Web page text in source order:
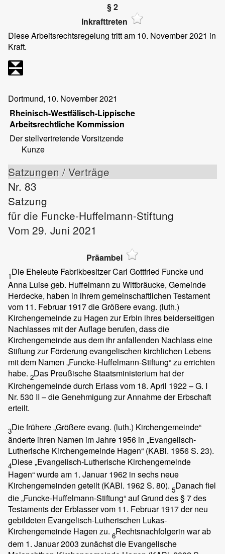
§ 2
Inkrafttreten
Diese Arbeitsrechtsregelung tritt am 10. November 2021 in
Kraft.
Dortmund, 10. November 2021
Rheinisch-Westfälisch-Lippische
Arbeitsrechtliche Kommission
Der stellvertretende Vorsitzende
Kunze
Satzungen / Verträge
Nr. 83
Satzung
für die Funcke-Huffelmann-Stiftung
Vom 29. Juni 2021
Präambel
1Die Eheleute Fabrikbesitzer Carl Gottfried Funcke und
Anna Luise geb. Huffelmann zu Wittbräucke, Gemeinde
Herdecke, haben in ihrem gemeinschaftlichen Testament
vom 11. Februar 1917 die Größere evang. (luth.)
Kirchengemeinde zu Hagen zur Erbin ihres beiderseitigen
Nachlasses mit der Auflage berufen, dass die
Kirchengemeinde aus dem ihr anfallenden Nachlass eine
Stiftung zur Förderung evangelischen kirchlichen Lebens
mit dem Namen „Funcke-Huffelmann-Stiftung“ zu errichten
habe. 2Das Preußische Staatsministerium hat der
Kirchengemeinde durch Erlass vom 18. April 1922 – G. I
Nr. 530 II – die Genehmigung zur Annahme der Erbschaft
erteilt.
3Die frühere „Größere evang. (luth.) Kirchengemeinde“
änderte ihren Namen im Jahre 1956 in „Evangelisch-
Lutherische Kirchengemeinde Hagen“ (KABl. 1956 S. 23).
4Diese „Evangelisch-Lutherische Kirchengemeinde
Hagen“ wurde am 1. Januar 1962 in sechs neue
Kirchengemeinden geteilt (KABl. 1962 S. 80). 5Danach fiel
die „Funcke-Huffelmann-Stiftung“ auf Grund des § 7 des
Testaments der Erblasser vom 11. Februar 1917 der neu
gebildeten Evangelisch-Lutherischen Lukas-
Kirchengemeinde Hagen zu. 6Rechtsnachfolgerin war ab
dem 1. Januar 2003 zunächst die Evangelische